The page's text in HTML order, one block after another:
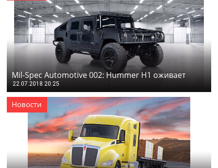
Mil-Spec Automotive 002: Hummer H1 оживает
22.07.2018 20:25
Новости